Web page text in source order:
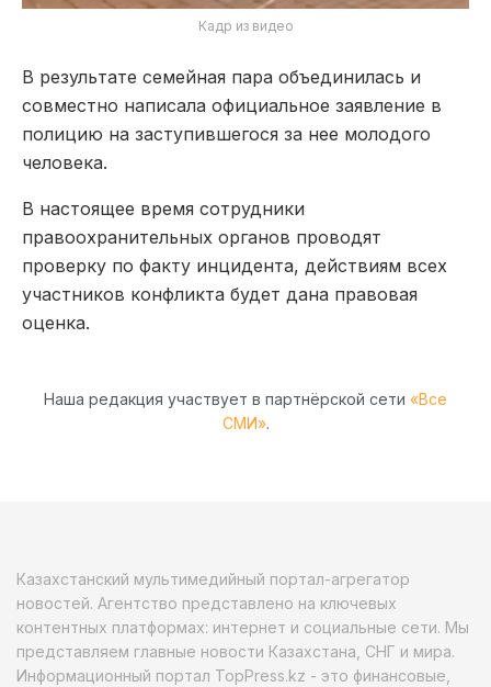
Кадр из видео
В результате семейная пара объединилась и
совместно написала официальное заявление в
полицию на заступившегося за нее молодого
человека.
В настоящее время сотрудники
правоохранительных органов проводят
проверку по факту инцидента, действиям всех
участников конфликта будет дана правовая
оценка.
Наша редакция участвует в партнёрской сети «Все
СМИ».
Казахстанский мультимедийный портал-агрегатор
новостей. Агентство представлено на ключевых
контентных платформах: интернет и социальные сети. Мы
представляем главные новости Казахстана, СНГ и мира.
Информационный портал TopPress.kz - это финансовые,